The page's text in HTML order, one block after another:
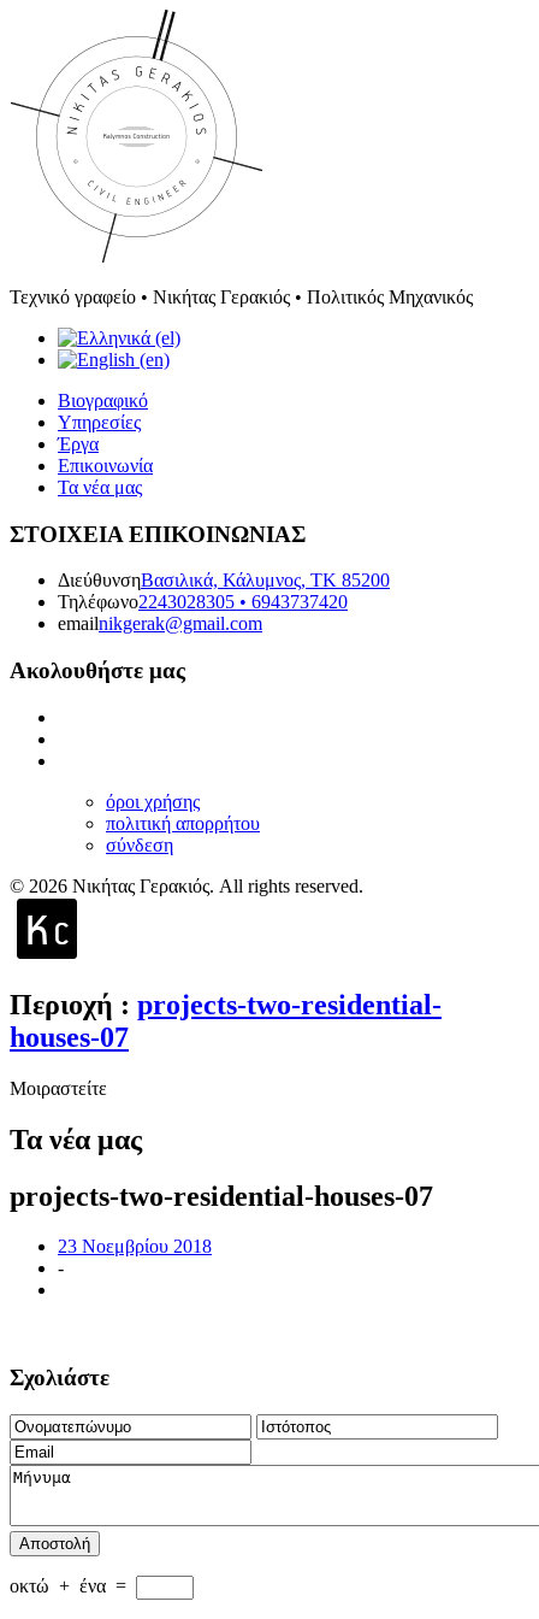
Τεχνικό γραφείο • Νικήτας Γερακιός • Πολιτικός Μηχανικός
Βιογραφικό
Υπηρεσίες
Έργα
Επικοινωνία
Τα νέα μας
ΣΤΟΙΧΕΙΑ ΕΠΙΚΟΙΝΩΝΙΑΣ
ΔιεύθυνσηΒασιλικά, Κάλυμνος, ΤΚ 85200
Τηλέφωνο2243028305 • 6943737420
emailnikgerak@gmail.com
Ακολουθήστε μας
όροι χρήσης
πολιτική απορρήτου
σύνδεση
© 2026 Νικήτας Γερακιός. All rights reserved.
Περιοχή : projects-two-residential-
houses-07
Μοιραστείτε
Τα νέα μας
projects-two-residential-houses-07
23 Νοεμβρίου 2018
-
Σχολιάστε
Αποστολή
οκτώ + ένα =